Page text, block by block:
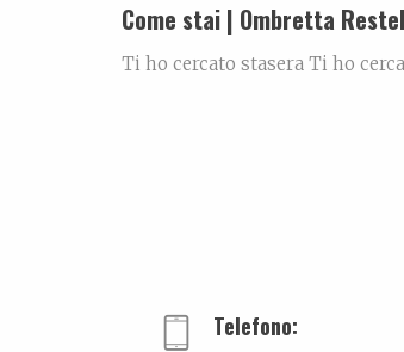
Come stai | Ombretta
Ti ho cercato stasera Ti ho
Telefono: